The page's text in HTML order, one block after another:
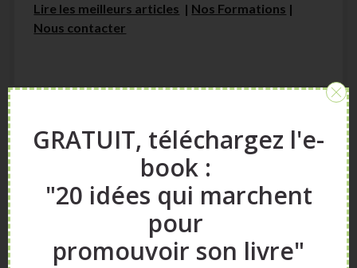
Lire les meilleurs articles | Nos Formations |
Nous contacter
Sidebar
Vous aimeriez vendre plus de livres ?
Vous souhaitez publier un livre ?
Nos articles, vidéos et formations vont vous
GRATUIT, téléchargez l'e-
book :
"20 idées qui marchent
pour
promouvoir son livre"